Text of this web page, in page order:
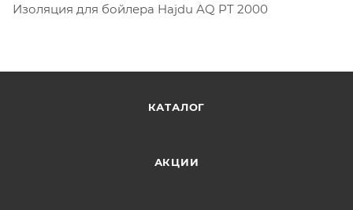
Изоляция для бойлера Hajdu AQ PT 2000
КАТАЛОГ
АКЦИИ